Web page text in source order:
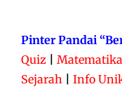
Pinter Pandai
Quiz
Matematika
Sejarah
Info